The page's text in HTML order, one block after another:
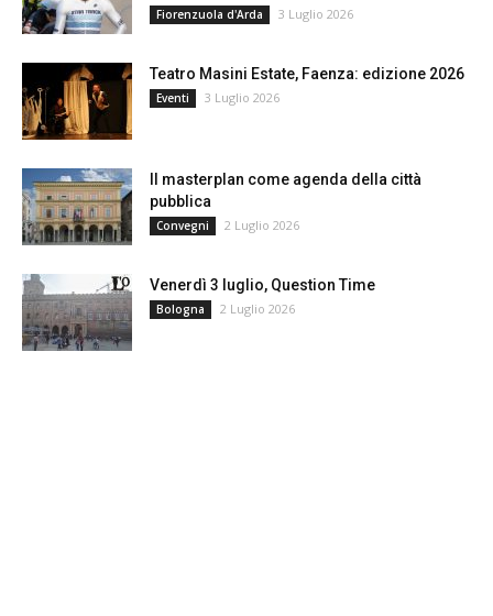
Fiorenzuola d'Arda 3 Luglio 2026
Teatro Masini Estate, Faenza: edizione 2026
Eventi 3 Luglio 2026
Il masterplan come agenda della città
pubblica
Convegni 2 Luglio 2026
Venerdì 3 luglio, Question Time
Bologna 2 Luglio 2026